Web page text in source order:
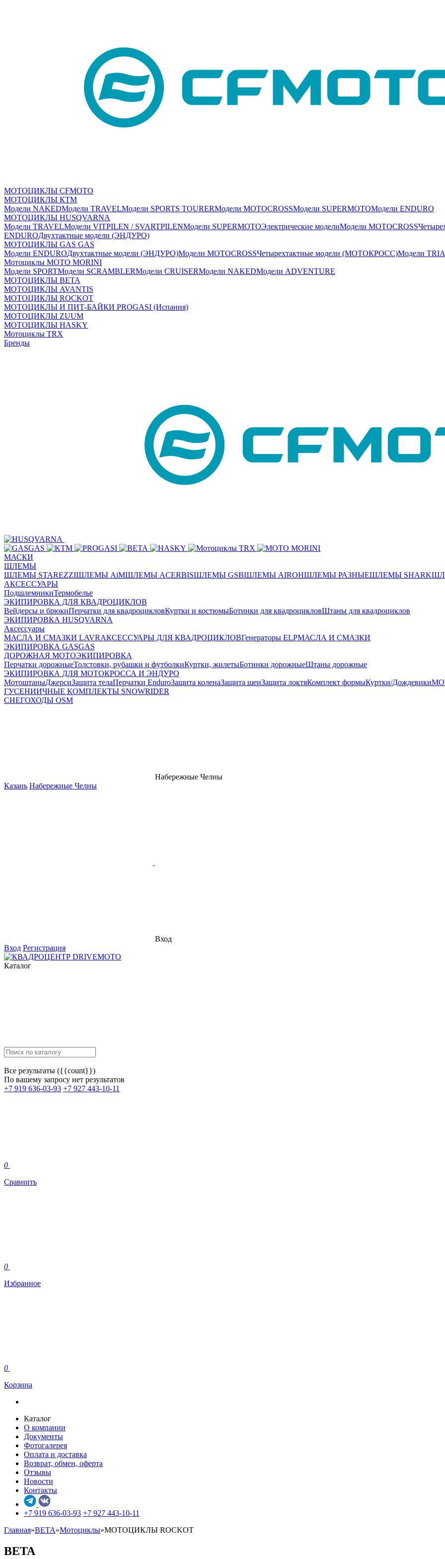
МОТОЦИКЛЫ CFMOTO
МОТОЦИКЛЫ КТМ
Модели NAKEDМодели TRAVELМодели SPORTS TOURERМодели MOTOCROSSМодели SUPERMOTOМодели ENDURO
МОТОЦИКЛЫ HUSQVARNA
Модели TRAVELМодели VITPILEN / SVARTPILENМодели SUPERMOTOЭлектрические моделиМодели MOTOCROSS
ENDUROДвухтактные модели (ЭНДУРО)
МОТОЦИКЛЫ GAS GAS
Модели ENDUROДвухтактные модели (ЭНДУРО)Модели MOTOCROSSЧетырехтактные модели (МОТОКРОСС)Модели
Мотоциклы MOTO MORINI
Модели SPORTМодели SCRAMBLERМодели CRUISERМодели NAKEDМодели ADVENTURE
МОТОЦИКЛЫ BETA
МОТОЦИКЛЫ AVANTIS
МОТОЦИКЛЫ ROCKOT
МОТОЦИКЛЫ И ПИТ-БАЙКИ PROGASI (Испания)
МОТОЦИКЛЫ ZUUM
МОТОЦИКЛЫ HASKY
Мотоциклы TRX
Бренды
МАСКИ
ШЛЕМЫ
ШЛЕМЫ STAREZZIШЛЕМЫ AiMШЛЕМЫ ACERBISШЛЕМЫ GSBШЛЕМЫ AIROHШЛЕМЫ РАЗНЫЕШЛЕМЫ SHARK
АКСЕССУАРЫ
ПодшлемникиТермобелье
ЭКИПИРОВКА ДЛЯ КВАДРОЦИКЛОВ
Вейдерсы и брюкиПерчатки для квадроцикловКуртки и костюмыБотинки для квадроцикловШтаны для квадроциклов
ЭКИПИРОВКА HUSQVARNA
Аксессуары
МАСЛА И СМАЗКИ LAVRАКСЕССУАРЫ ДЛЯ КВАДРОЦИКЛОВГенераторы ELPМАСЛА И СМАЗКИ
ЭКИПИРОВКА GASGAS
ДОРОЖНАЯ МОТОЭКИПИРОВКА
Перчатки дорожныеТолстовки, рубашки и футболкиКуртки, жилетыБотинки дорожныеШтаны дорожные
ЭКИПИРОВКА ДЛЯ МОТОКРОССА И ЭНДУРО
МотоштаныДжерсиЗащита телаПерчатки EnduroЗащита коленаЗащита шеиЗащита локтяКомплект формыКуртки/Дождевики
ГУСЕНИИЧНЫЕ КОМПЛЕКТЫ SNOWRIDER
СНЕГОХОДЫ OSM
Набережные Челны
Казань Набережные Челны
Вход
Вход Регистрация
Каталог
Все результаты ({{count}})
По вашему запросу нет результатов
+7 919 636-03-93 +7 927 443-10-11
0
Сравнить
0
Избранное
0
Корзина
Каталог
О компании
Документы
Фотогалерея
Оплата и доставка
Возврат, обмен, оферта
Отзывы
Новости
Контакты
+7 919 636-03-93 +7 927 443-10-11
Главная»BETA»Мотоциклы»МОТОЦИКЛЫ ROCKOT
BETA